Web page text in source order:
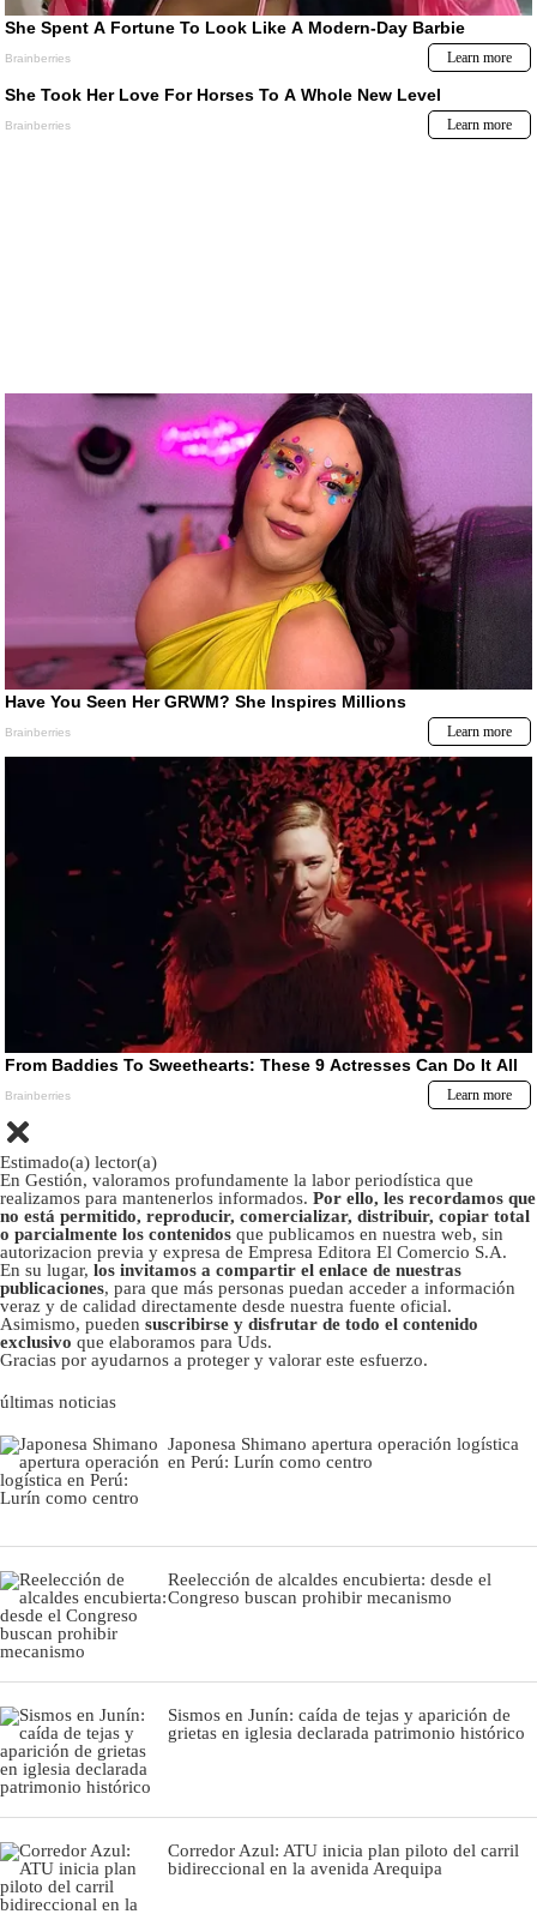
Estimado(a) lector(a)
En Gestión, valoramos profundamente la labor periodística que
realizamos para mantenerlos informados. Por ello, les recordamos que
no está permitido, reproducir, comercializar, distribuir, copiar total
o parcialmente los contenidos que publicamos en nuestra web, sin
autorizacion previa y expresa de Empresa Editora El Comercio S.A.
En su lugar, los invitamos a compartir el enlace de nuestras
publicaciones, para que más personas puedan acceder a información
veraz y de calidad directamente desde nuestra fuente oficial.
Asimismo, pueden suscribirse y disfrutar de todo el contenido
exclusivo que elaboramos para Uds.
Gracias por ayudarnos a proteger y valorar este esfuerzo.
últimas noticias
Japonesa Shimano apertura operación logística
en Perú: Lurín como centro
Reelección de alcaldes encubierta: desde el
Congreso buscan prohibir mecanismo
Sismos en Junín: caída de tejas y aparición de
grietas en iglesia declarada patrimonio histórico
Corredor Azul: ATU inicia plan piloto del carril
bidireccional en la avenida Arequipa